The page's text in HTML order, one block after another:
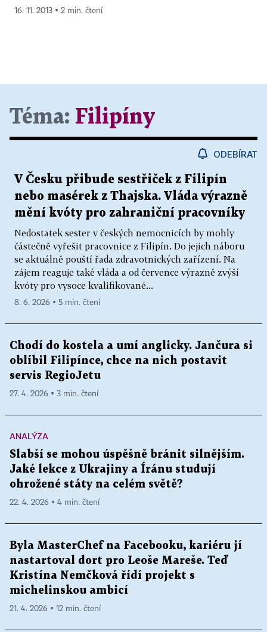
16. 11. 2013 ▪ 2 min. čtení
Téma: Filipíny
ODEBÍRAT
V Česku přibude sestřiček z Filipín
nebo masérek z Thajska. Vláda výrazně
mění kvóty pro zahraniční pracovníky
Nedostatek sester v českých nemocnicích by mohly
částečně vyřešit pracovnice z Filipín. Do jejich náboru
se aktuálně pouští řada zdravotnických zařízení. Na
zájem reaguje také vláda a od července výrazně zvýší
kvóty pro vysoce kvalifikované...
8. 6. 2026 ▪ 5 min. čtení
Chodí do kostela a umí anglicky. Jančura si
oblíbil Filipínce, chce na nich postavit
servis RegioJetu
27. 4. 2026 ▪ 3 min. čtení
ANALÝZA
Slabší se mohou úspěšně bránit silnějším.
Jaké lekce z Ukrajiny a Íránu studují
ohrožené státy na celém světě?
22. 4. 2026 ▪ 4 min. čtení
Byla MasterChef na Facebooku, kariéru jí
nastartoval dort pro Leoše Mareše. Teď
Kristína Nemčková řídí projekt s
michelinskou ambicí
21. 4. 2026 ▪ 12 min. čtení